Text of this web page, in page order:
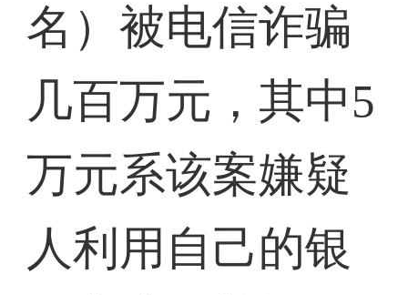
名）被电信诈骗
几百万元，其中5
万元系该案嫌疑
人利用自己的银